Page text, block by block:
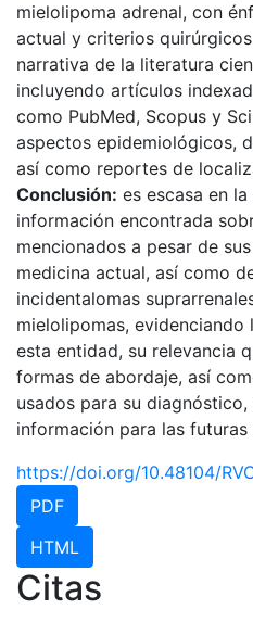
mielolipoma adrenal, con
actual y criterios
narrativa de la literatura
incluyendo artículos
como PubMed, Scopus y
aspectos epidemiológicos,
así como reportes de
Conclusión: es escasa en
información encontrada
mencionados a pesar de
medicina actual, así como
incidentalomas
mielolipomas,
esta entidad, su relevancia
formas de abordaje, así
usados para su
información para las futuras
https://doi.org/10.48104/
PDF
HTML
Citas